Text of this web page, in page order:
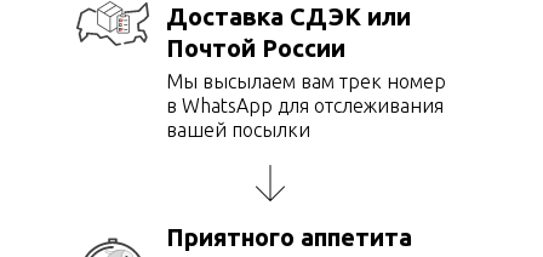
Доставка СДЭК или
Почтой России
Мы высылаем вам трек номер
в WhatsApp для отслеживания
вашей посылки
Приятного аппетита